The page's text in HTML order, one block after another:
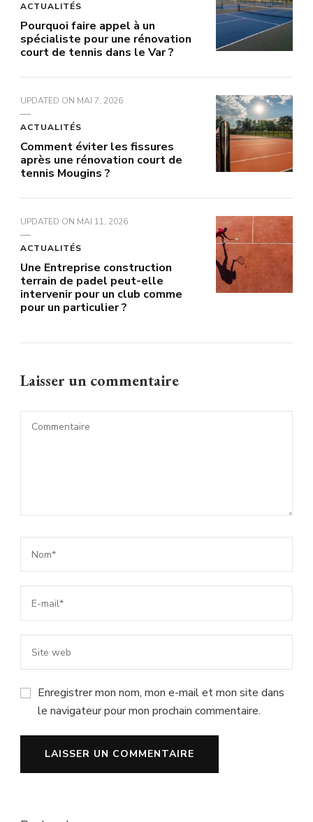
ACTUALITÉS
Pourquoi faire appel à un
spécialiste pour une rénovation
court de tennis dans le Var ?
UPDATED ON MAI 7, 2026
ACTUALITÉS
Comment éviter les fissures
après une rénovation court de
tennis Mougins ?
UPDATED ON MAI 11, 2026
ACTUALITÉS
Une Entreprise construction
terrain de padel peut-elle
intervenir pour un club comme
pour un particulier ?
Laisser un commentaire
Enregistrer mon nom, mon e-mail et mon site dans
le navigateur pour mon prochain commentaire.